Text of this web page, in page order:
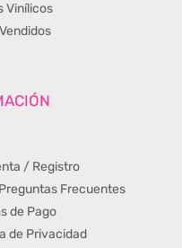
Vinílicos
/ Registro
Frecuentes
de Pago
de Privacidad